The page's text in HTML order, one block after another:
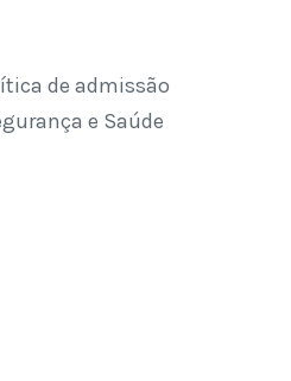
de admissão
e Saúde